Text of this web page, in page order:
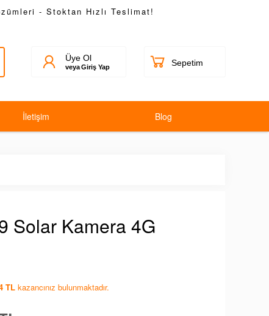
- Stoktan Hızlı Teslimat!
Giriş Yap
veya
Üye Ol
İletişim Blog
Solar Kamera 4G
TL kazancınız bulunmaktadır.